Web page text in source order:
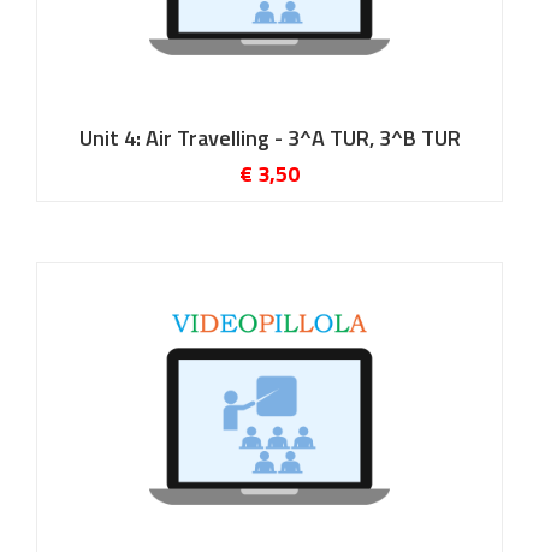
Unit 4: Air Travelling - 3^A TUR, 3^B TUR
€ 3,50